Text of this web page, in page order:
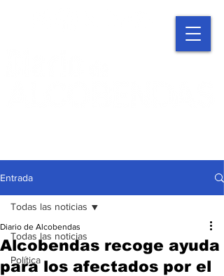
Entrada
Todas las noticias
Política
Todas las noticias
Alcobendas recoge ayuda
para los afectados por el
Diario de Alcobendas